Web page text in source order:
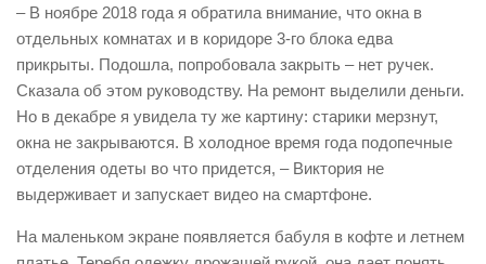
– В ноябре 2018 года я обратила внимание, что окна в
отдельных комнатах и в коридоре 3-го блока едва
прикрыты. Подошла, попробовала закрыть – нет ручек.
Сказала об этом руководству. На ремонт выделили деньги.
Но в декабре я увидела ту же картину: старики мерзнут,
окна не закрываются. В холодное время года подопечные
отделения одеты во что придется, – Виктория не
выдерживает и запускает видео на смартфоне.
На маленьком экране появляется бабуля в кофте и летнем